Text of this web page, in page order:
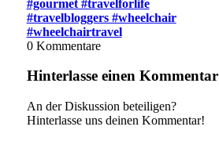
#gourmet #travelforlife
#travelbloggers #wheelchair
#wheelchairtravel
0 Kommentare
Hinterlasse einen Kommentar
An der Diskussion beteiligen?
Hinterlasse uns deinen Kommentar!